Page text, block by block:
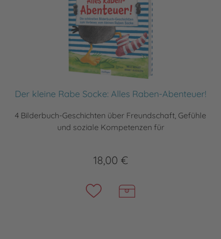
Der kleine Rabe Socke: Alles Raben-Abenteuer!
4 Bilderbuch-Geschichten über Freundschaft, Gefühle
und soziale Kompetenzen für
18,00 €